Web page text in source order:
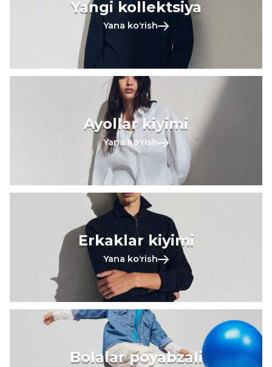
Yangi kollektsiya
Yana koʻrish
Ayollar kiyimi
Yana koʻrish
Erkaklar kiyimi
Yana koʻrish
Bolalar poyabzali